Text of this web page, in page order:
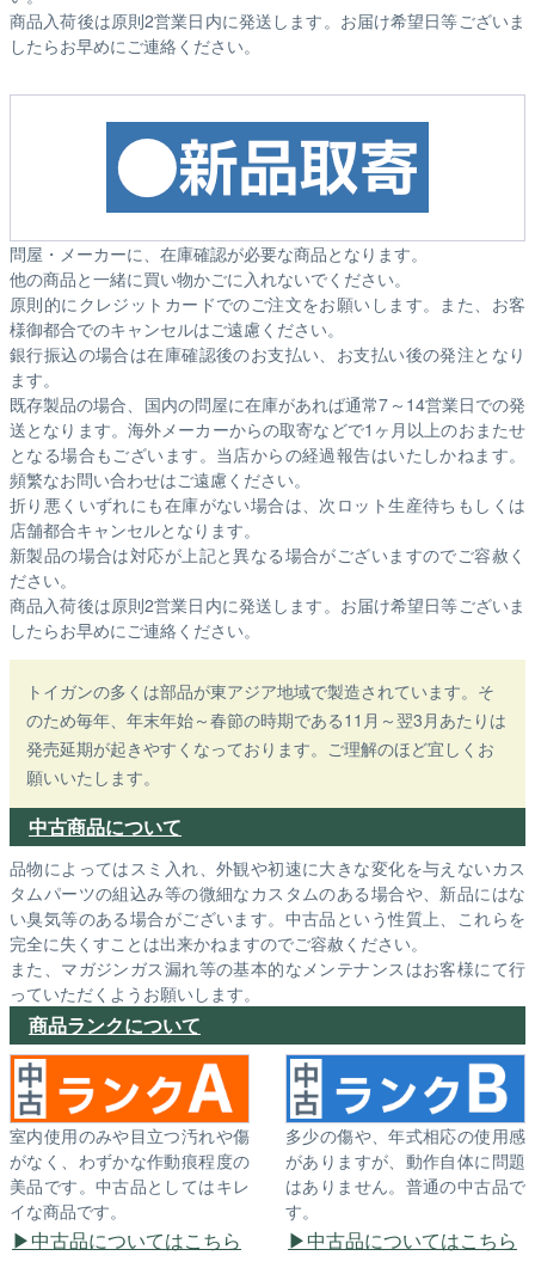
商品入荷後は原則2営業日内に発送します。お届け希望日等ございま
したらお早めにご連絡ください。
問屋・メーカーに、在庫確認が必要な商品となります。
他の商品と一緒に買い物かごに入れないでください。
原則的にクレジットカードでのご注文をお願いします。また、お客
様御都合でのキャンセルはご遠慮ください。
銀行振込の場合は在庫確認後のお支払い、お支払い後の発注となり
ます。
既存製品の場合、国内の問屋に在庫があれば通常7～14営業日での発
送となります。海外メーカーからの取寄などで1ヶ月以上のおまたせ
となる場合もございます。 当店からの経過報告はいたしかねます。
頻繁なお問い合わせはご遠慮ください。
折り悪くいずれにも在庫がない場合は、次ロット生産待ちもしくは
店舗都合キャンセルとなります。
新製品の場合は対応が上記と異なる場合がございますのでご容赦く
ださい。
商品入荷後は原則2営業日内に発送します。お届け希望日等ございま
したらお早めにご連絡ください。
トイガンの多くは部品が東アジア地域で製造されています。そ
のため毎年、年末年始～春節の時期である11月～翌3月あたりは
発売延期が起きやすくなっております。ご理解のほど宜しくお
願いいたします。
中古商品について
品物によってはスミ入れ、外観や初速に大きな変化を与えないカス
タムパーツの組込み等の微細なカスタムのある場合や、新品にはな
い臭気等のある場合がございます。中古品という性質上、これらを
完全に失くすことは出来かねますのでご容赦ください。
また、マガジンガス漏れ等の基本的なメンテナンスはお客様にて行
っていただくようお願いします。
商品ランクについて
室内使用のみや目立つ汚れや傷
がなく、わずかな作動痕程度の
美品です。中古品としてはキレ
イな商品です。
中古品についてはこちら
多少の傷や、年式相応の使用感
がありますが、動作自体に問題
はありません。普通の中古品で
す。
中古品についてはこちら